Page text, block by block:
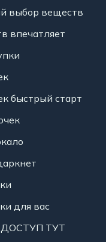
выбор веществ
впечатляет
быстрый старт
для вас
ДОСТУП ТУТ